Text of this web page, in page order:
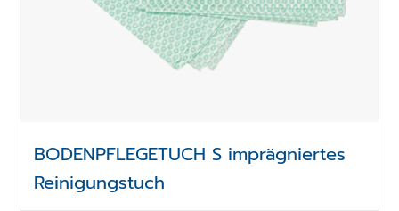
BODENPFLEGETUCH S imprägniertes
Reinigungstuch